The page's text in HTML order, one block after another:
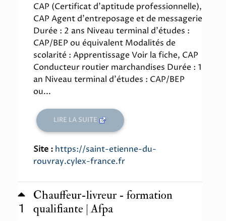
CAP (Certificat d'aptitude professionnelle),
CAP Agent d'entreposage et de messagerie
Durée : 2 ans Niveau terminal d'études :
CAP/BEP ou équivalent Modalités de
scolarité : Apprentissage Voir la fiche, CAP
Conducteur routier marchandises Durée : 1
an Niveau terminal d'études : CAP/BEP
ou...
LIRE LA SUITE
Site : https://saint-etienne-du-
rouvray.cylex-france.fr
1
Chauffeur-livreur - formation
qualifiante | Afpa